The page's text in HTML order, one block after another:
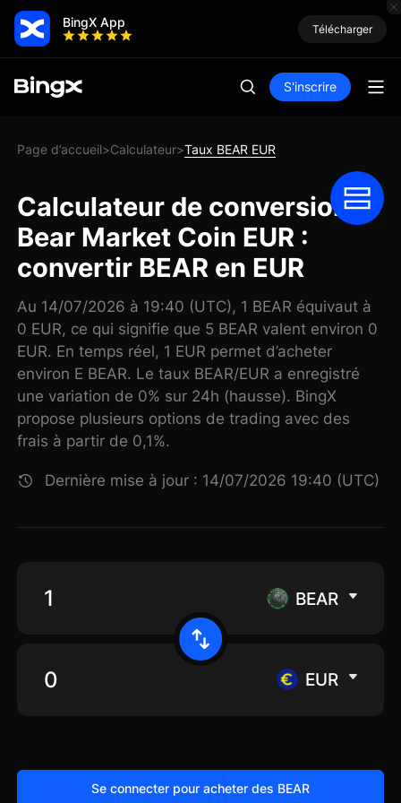
BingX App Télécharger
S'inscrire
Page d’accueil>Calculateur>Taux BEAR EUR
Calculateur de conversion
Bear Market Coin EUR :
convertir BEAR en EUR
Au 14/07/2026 à 19:40 (UTC), 1 BEAR équivaut à
0 EUR, ce qui signifie que 5 BEAR valent environ 0
EUR. En temps réel, 1 EUR permet d’acheter
environ E BEAR. Le taux BEAR/EUR a enregistré
une variation de 0% sur 24h (hausse). BingX
propose plusieurs options de trading avec des
frais à partir de 0,1%.
Dernière mise à jour : 14/07/2026 19:40 (UTC)
BEAR
EUR
Se connecter pour acheter des BEAR